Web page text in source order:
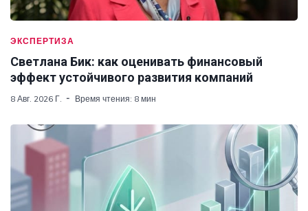
ЭКСПЕРТИЗА
Светлана Бик: как оценивать финансовый
эффект устойчивого развития компаний
8 Авг. 2026 Г. Время чтения: 8 мин